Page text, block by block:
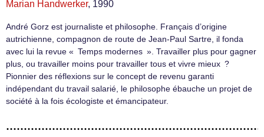
Marian Handwerker, 1990
André Gorz est journaliste et philosophe. Français d’origine
autrichienne, compagnon de route de Jean-Paul Sartre, il fonda
avec lui la revue « Temps modernes ». Travailler plus pour gagner
plus, ou travailler moins pour travailler tous et vivre mieux ?
Pionnier des réflexions sur le concept de revenu garanti
indépendant du travail salarié, le philosophe ébauche un projet de
société à la fois écologiste et émancipateur.